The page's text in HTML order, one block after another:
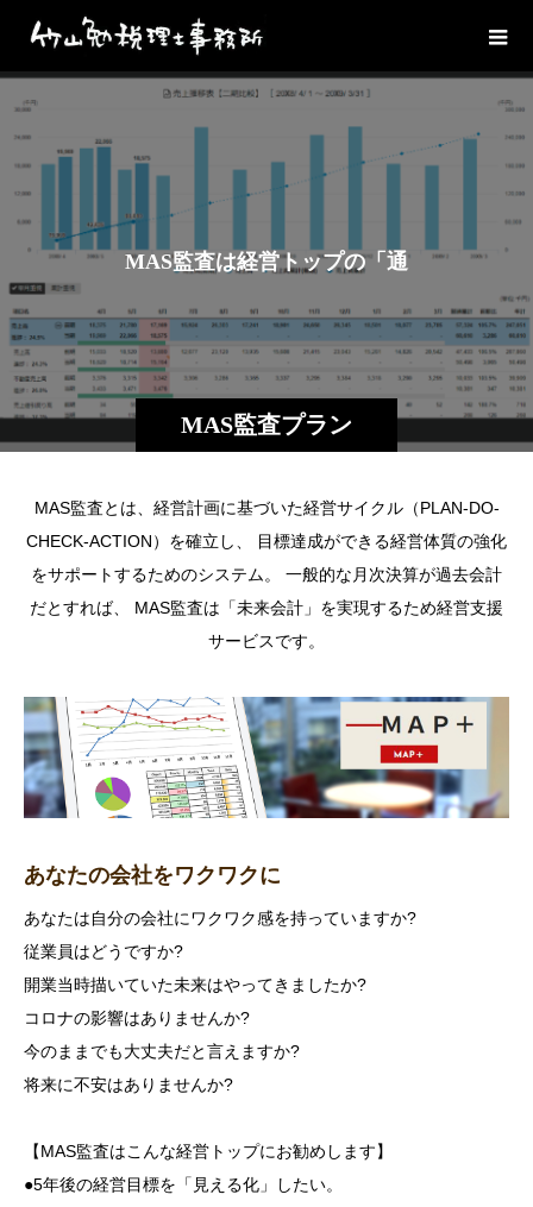
MAS監査プラン
M AS監査は経営トップの「通 知表 」
MAS監査とは、経営計画に基づいた経営サイクル（PLAN-DO-
CHECK-ACTION）を確立し、 目標達成ができる経営体質の強化
をサポートするためのシステム。 一般的な月次決算が過去会計
だとすれば、 MAS監査は「未来会計」を実現するため経営支援
サービスです。
あなたの会社をワクワクに
あなたは自分の会社にワクワク感を持っていますか?
従業員はどうですか?
開業当時描いていた未来はやってきましたか?
コロナの影響はありませんか?
今のままでも大丈夫だと言えますか?
将来に不安はありませんか?
【MAS監査はこんな経営トップにお勧めします】
●5年後の経営目標を「見える化」したい。